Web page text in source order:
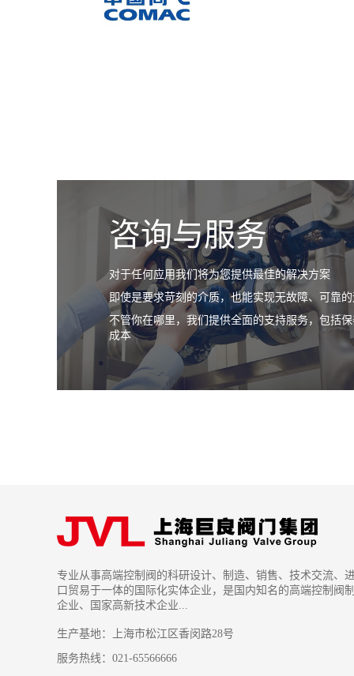
咨询与服务
对于任何应用我们将为您提供最佳的解决方案
即使是要求苛刻的介质，也能实现无故障、可靠
不管你在哪里，我们提供全面的支持服务，包括
成本
专业从事高端控制阀的科研设计、制造、销售、技术交流、
口贸易于一体的国际化实体企业，是国内知名的高端控制阀
企业、国家高新技术企业...
生产基地：上海市松江区香闵路28号
服务热线：021-65566666